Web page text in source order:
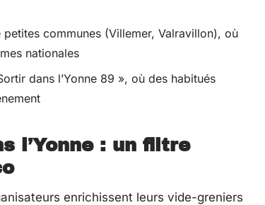
communes (Villemer, Valravillon), où
nationales
dans l’Yonne 89 », où des habitués
l’Yonne : un filtre
enrichissent leurs vide-greniers